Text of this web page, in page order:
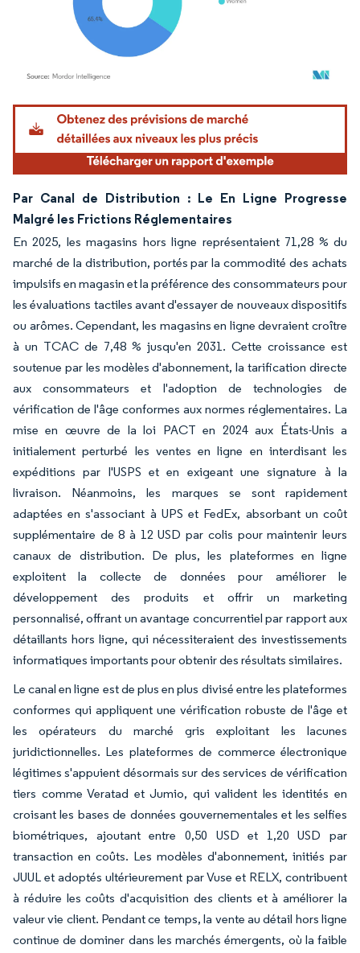
Image © Mordor Intelligence. La réutilisation nécessite une attribution sous CC BY
Par Canal de Distribution : Le En Ligne Progresse
Malgré les Frictions Réglementaires
En 2025, les magasins hors ligne représentaient 71,28 % du
marché de la distribution, portés par la commodité des achats
impulsifs en magasin et la préférence des consommateurs pour
les évaluations tactiles avant d'essayer de nouveaux dispositifs
ou arômes. Cependant, les magasins en ligne devraient croître
à un TCAC de 7,48 % jusqu'en 2031. Cette croissance est
soutenue par les modèles d'abonnement, la tarification directe
aux consommateurs et l'adoption de technologies de
vérification de l'âge conformes aux normes réglementaires. La
mise en œuvre de la loi PACT en 2024 aux États-Unis a
initialement perturbé les ventes en ligne en interdisant les
expéditions par l'USPS et en exigeant une signature à la
livraison. Néanmoins, les marques se sont rapidement
adaptées en s'associant à UPS et FedEx, absorbant un coût
supplémentaire de 8 à 12 USD par colis pour maintenir leurs
canaux de distribution. De plus, les plateformes en ligne
exploitent la collecte de données pour améliorer le
développement des produits et offrir un marketing
personnalisé, offrant un avantage concurrentiel par rapport aux
détaillants hors ligne, qui nécessiteraient des investissements
informatiques importants pour obtenir des résultats similaires.
Le canal en ligne est de plus en plus divisé entre les plateformes
conformes qui appliquent une vérification robuste de l'âge et
les opérateurs du marché gris exploitant les lacunes
juridictionnelles. Les plateformes de commerce électronique
légitimes s'appuient désormais sur des services de vérification
tiers comme Veratad et Jumio, qui valident les identités en
croisant les bases de données gouvernementales et les selfies
biométriques, ajoutant entre 0,50 USD et 1,20 USD par
transaction en coûts. Les modèles d'abonnement, initiés par
JUUL et adoptés ultérieurement par Vuse et RELX, contribuent
à réduire les coûts d'acquisition des clients et à améliorer la
valeur vie client. Pendant ce temps, la vente au détail hors ligne
continue de dominer dans les marchés émergents, où la faible